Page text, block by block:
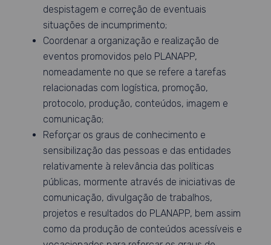
despistagem e correção de eventuais
situações de incumprimento;
Coordenar a organização e realização de
eventos promovidos pelo PLANAPP,
nomeadamente no que se refere a tarefas
relacionadas com logística, promoção,
protocolo, produção, conteúdos, imagem e
comunicação;
Reforçar os graus de conhecimento e
sensibilização das pessoas e das entidades
relativamente à relevância das políticas
públicas, mormente através de iniciativas de
comunicação, divulgação de trabalhos,
projetos e resultados do PLANAPP, bem assim
como da produção de conteúdos acessíveis e